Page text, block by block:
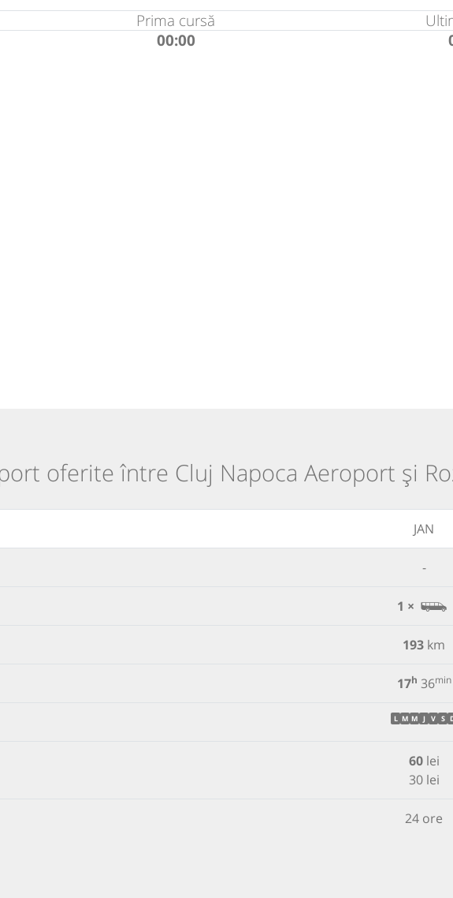
Prima cursă
00:00
oferite între Cluj Napoca Aeroport și
JAN
-
1 ×
193 km
17h 36min
L M M J V S
60lei
30 lei
24 ore